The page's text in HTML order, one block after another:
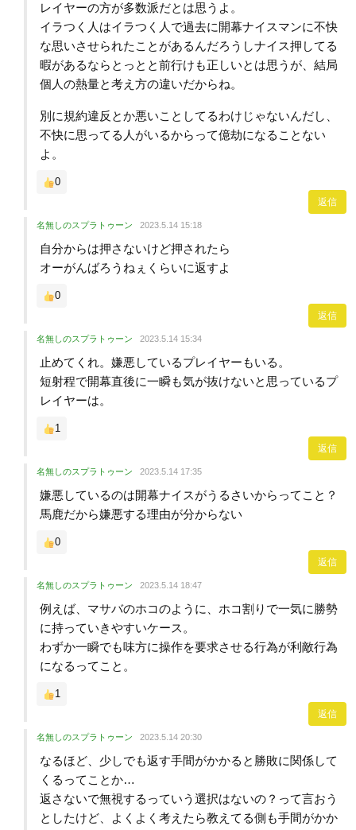
レイヤーの方が多数派だとは思うよ。
イラつく人はイラつく人で過去に開幕ナイスマンに不快
な思いさせられたことがあるんだろうしナイス押してる
暇があるならとっとと前行けも正しいとは思うが、結局
個人の熱量と考え方の違いだからね。
別に規約違反とか悪いことしてるわけじゃないんだし、
不快に思ってる人がいるからって億劫になることない
よ。
0
返信
名無しのスプラトゥーン 2023.5.14 15:18
自分からは押さないけど押されたら
オーがんばろうねぇくらいに返すよ
0
返信
名無しのスプラトゥーン 2023.5.14 15:34
止めてくれ。嫌悪しているプレイヤーもいる。
短射程で開幕直後に一瞬も気が抜けないと思っているプ
レイヤーは。
1
返信
名無しのスプラトゥーン 2023.5.14 17:35
嫌悪しているのは開幕ナイスがうるさいからってこと？
馬鹿だから嫌悪する理由が分からない
0
返信
名無しのスプラトゥーン 2023.5.14 18:47
例えば、マサバのホコのように、ホコ割りで一気に勝勢
に持っていきやすいケース。
わずか一瞬でも味方に操作を要求させる行為が利敵行為
になるってこと。
1
返信
名無しのスプラトゥーン 2023.5.14 20:30
なるほど、少しでも返す手間がかかると勝敗に関係して
くるってことか…
返さないで無視するっていう選択はないの？って言おう
としたけど、よくよく考えたら教えてる側も手間がかか